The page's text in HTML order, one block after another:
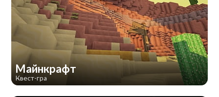
Майнкрафт
Квест-гра